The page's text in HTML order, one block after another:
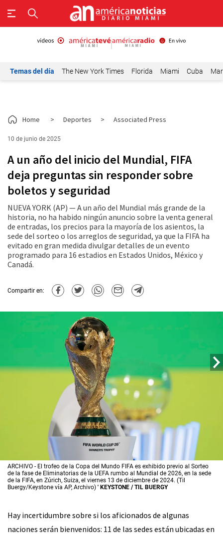
Temas del día The New York Times Florida Miami Cuba
Home > Deportes > Associated Press
10 de junio de 2025
A un año del inicio del Mundial, FIFA
deja preguntas sin responder sobre
boletos y seguridad
NUEVA YORK (AP) — A un año del Mundial más grande de la
historia, no ha habido ningún anuncio sobre la venta general
de entradas, los precios para la mayoría de los asientos, la
sede del sorteo o los arreglos de seguridad, ya que la FIFA ha
evitado en gran medida divulgar detalles de un evento
programado para 16 estadios en Estados Unidos, México y
Canadá.
Compartir en:
ARCHIVO - El trofeo de la Copa del Mundo FIFA es exhibido previo al Sorteo
de la fase de Eliminatorias de la UEFA rumbo al Mundial de 2026, en la sede
de la FIFA, en Zúrich, Suiza, el viernes 13 de diciembre de 2024. (Til
Buergy/Keystone vía AP, Archivo) ' KEYSTONE / TIL BUERGY
Hay incertidumbre sobre si los aficionados de algunas
naciones serán bienvenidos: 11 de las sedes están ubicadas en